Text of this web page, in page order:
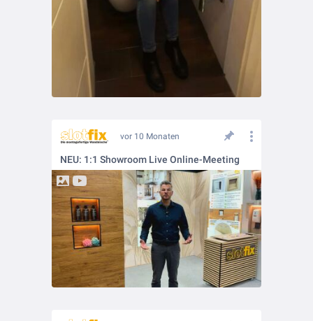
vor 10 Monaten
NEU: 1:1 Showroom Live Online-Meeting